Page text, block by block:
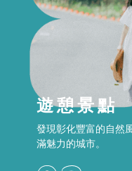
遊憩景點
發現彰化豐富的自然
滿魅力的城市。